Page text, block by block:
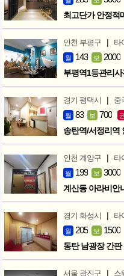
최고단가 안정적
인천 부평구 | 타
월 143 보 2000
부평역1등관리
경기 평택시 | 중
월 83 보 700
송탄역/서정리역
인천 계양구 | 타
월 199 보 3000
계산동 아라비안
경기 화성시 | 타
월 205 보 1500
동탄 남광장 간판
서울 광진구 | 스